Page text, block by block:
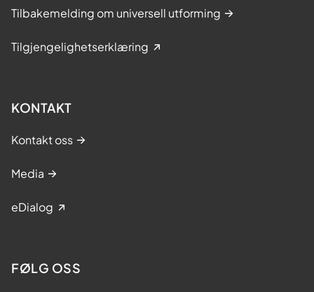
Tilbakemelding om universell utforming
Tilgjengelighetserklæring
KONTAKT
Kontakt oss
Media
eDialog
FØLG OSS